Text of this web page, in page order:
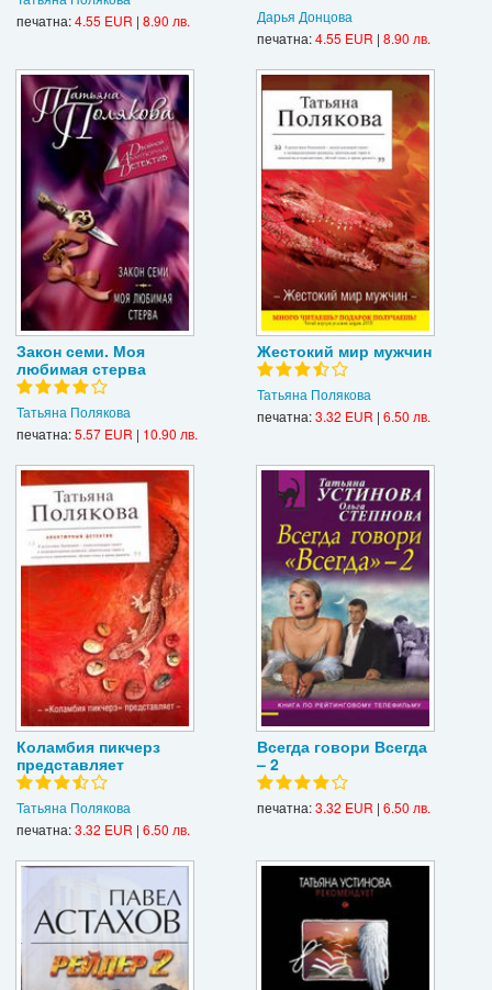
печатна:4.55 EUR | 8.90 лв.
Дарья Донцова
печатна:4.55 EUR | 8.90 лв.
Закон семи. Моя
любимая стерва
Татьяна Полякова
печатна:5.57 EUR | 10.90 лв.
Жестокий мир мужчин
Татьяна Полякова
печатна:3.32 EUR | 6.50 лв.
Коламбия пикчерз
представляет
Татьяна Полякова
печатна:3.32 EUR | 6.50 лв.
Всегда говори Всегда
– 2
печатна:3.32 EUR | 6.50 лв.